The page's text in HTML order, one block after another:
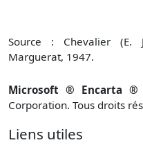
Source : Chevalier
Marguerat, 1947.
Microsoft ® Encarta ®
Corporation. Tous droits
Liens utiles